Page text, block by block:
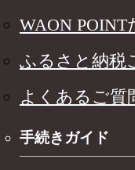
WAON
ふるさと納税
よくあるご質
手続きガイド